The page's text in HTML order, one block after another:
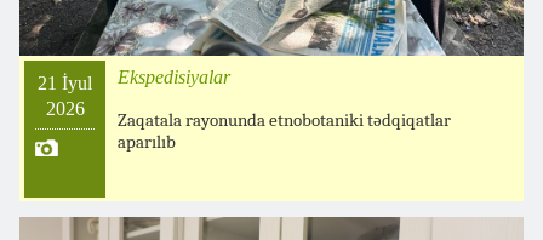
21 İyul
2026
Ekspedisiyalar
Zaqatala rayonunda etnobotaniki tədqiqatlar
aparılıb